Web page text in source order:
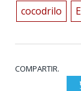
cocodrilo
COMPARTIR.